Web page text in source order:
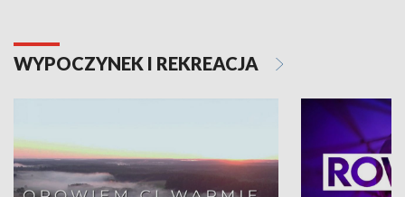
WYPOCZYNEK I REKREACJA